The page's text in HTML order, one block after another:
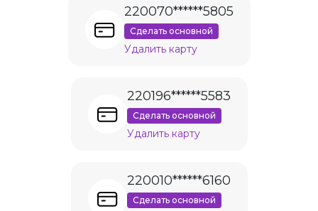
220070******5805
Сделать основной
Удалить карту
220196******5583
Сделать основной
Удалить карту
220010******6160
Сделать основной